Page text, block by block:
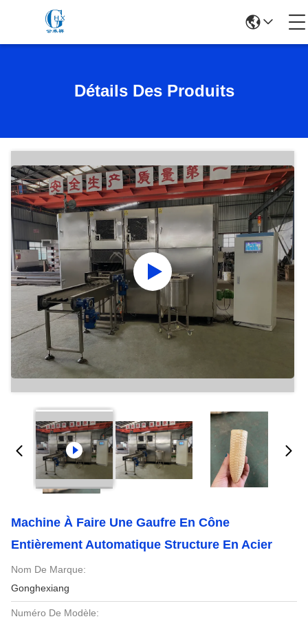
Détails Des Produits
Machine À Faire Une Gaufre En Cône
Entièrement Automatique Structure En Acier
Nom De Marque:
Gonghexiang
Numéro De Modèle: